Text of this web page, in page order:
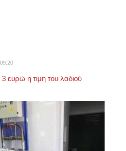
ευρώ η τιμή του λαδιού